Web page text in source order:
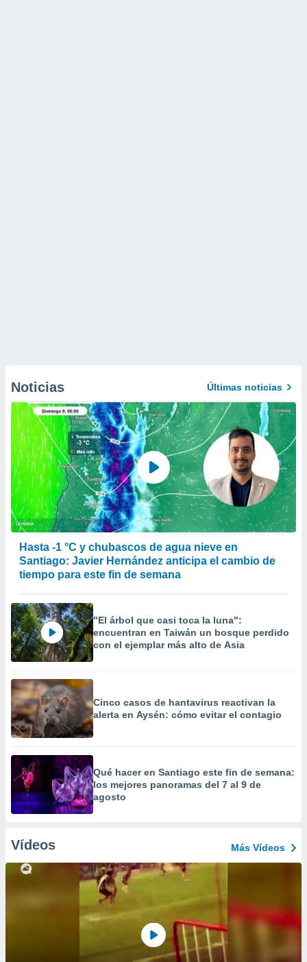
Noticias Últimas noticias
Hasta -1 °C y chubascos de agua nieve en
Santiago: Javier Hernández anticipa el cambio de
tiempo para este fin de semana
"El árbol que casi toca la luna":
encuentran en Taiwán un bosque perdido
con el ejemplar más alto de Asia
Cinco casos de hantavirus reactivan la
alerta en Aysén: cómo evitar el contagio
Qué hacer en Santiago este fin de semana:
los mejores panoramas del 7 al 9 de
agosto
Vídeos Más Vídeos